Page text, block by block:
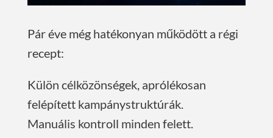
Pár éve még hatékonyan működött a régi
recept:
Külön célközönségek, aprólékosan
felépített kampánystruktúrák.
Manuális kontroll minden felett.